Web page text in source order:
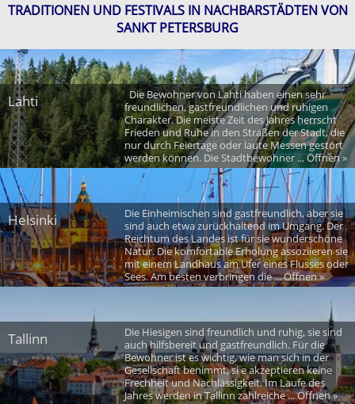
TRADITIONEN UND FESTIVALS IN NACHBARSTÄDTEN VON
SANKT PETERSBURG
Lahti
Die Bewohner von Lahti haben einen sehr
freundlichen, gastfreundlichen und ruhigen
Charakter. Die meiste Zeit des Jahres herrscht
Frieden und Ruhe in den Straßen der Stadt, die
nur durch Feiertage oder laute Messen gestört
werden können. Die Stadtbewohner ... Öffnen »
Helsinki
Die Einheimischen sind gastfreundlich, aber sie
sind auch etwa zurückhaltend im Umgang. Der
Reichtum des Landes ist für sie wunderschöne
Natur. Die komfortable Erholung assoziieren sie
mit einem Landhaus am Ufer eines Flusses oder
Sees. Am besten verbringen die ... Öffnen »
Tallinn
Die Hiesigen sind freundlich und ruhig, sie sind
auch hilfsbereit und gastfreundlich. Für die
Bewohner ist es wichtig, wie man sich in der
Gesellschaft benimmt, si e akzeptieren keine
Frechheit und Nachlässigkeit. Im Laufe des
Jahres werden in Tallinn zahlreiche ... Öffnen »